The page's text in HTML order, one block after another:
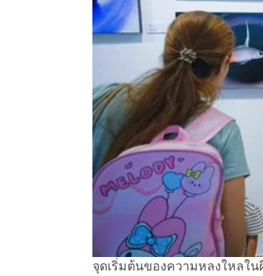
จุดเริ่มต้นของความหลงใหลใ